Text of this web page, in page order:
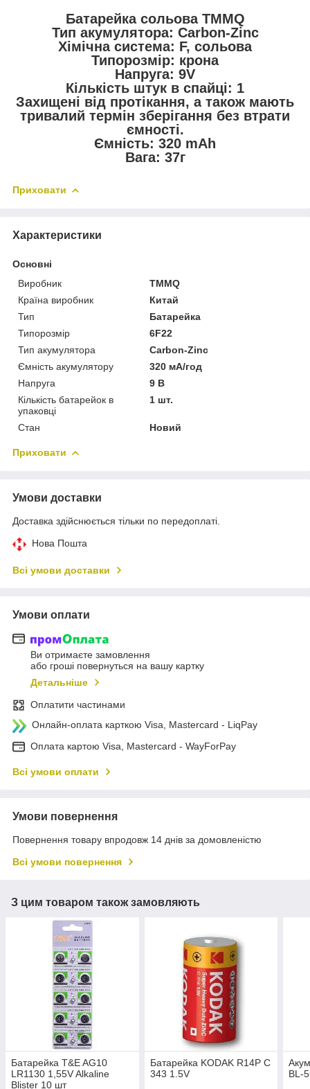
Батарейка сольова TMMQ
Тип акумулятора: Carbon-Zinc
Хімічна система: F, сольова
Типорозмір: крона
Напруга: 9V
Кількість штук в спайці: 1
Захищені від протікання, а також мають
тривалий термін зберігання без втрати
ємності.
Ємність: 320 mAh
Вага: 37г
Приховати
Характеристики
Основні
Виробник
TMMQ
Країна виробник
Китай
Тип
Батарейка
Типорозмір
6F22
Тип акумулятора
Carbon-Zinc
Ємність акумулятору
320 мА/год
Напруга
9 В
Кількість батарейок в
упаковці
1 шт.
Стан Новий
Приховати
Умови доставки
Доставка здійснюється тільки по передоплаті.
Нова Пошта
Всі умови доставки
Умови оплати
Ви отримаєте замовлення
або гроші повернуться на вашу картку
Детальніше
Оплатити частинами
Онлайн-оплата карткою Visa, Mastercard - LiqPay
Оплата картою Visa, Mastercard - WayForPay
Всі умови оплати
Умови повернення
Повернення товару впродовж 14 днів за домовленістю
Всі умови повернення
З цим товаром також замовляють
Батарейка T&E AG10
LR1130 1,55V Alkaline
Blister 10 шт
Батарейка KODAK R14P С
343 1.5V
BL-